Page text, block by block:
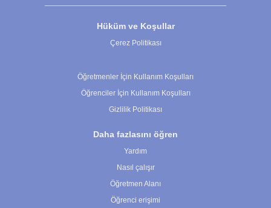
Hüküm ve Koşullar
Çerez Politikası
Öğretmenler İçin Kullanım Koşulları
Öğrenciler İçin Kullanım Koşulları
Gizlilik Politikası
Daha fazlasını öğren
Yardım
Nasıl çalışır
Öğretmen Alanı
Öğrenci erişimi